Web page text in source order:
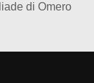
di Omero